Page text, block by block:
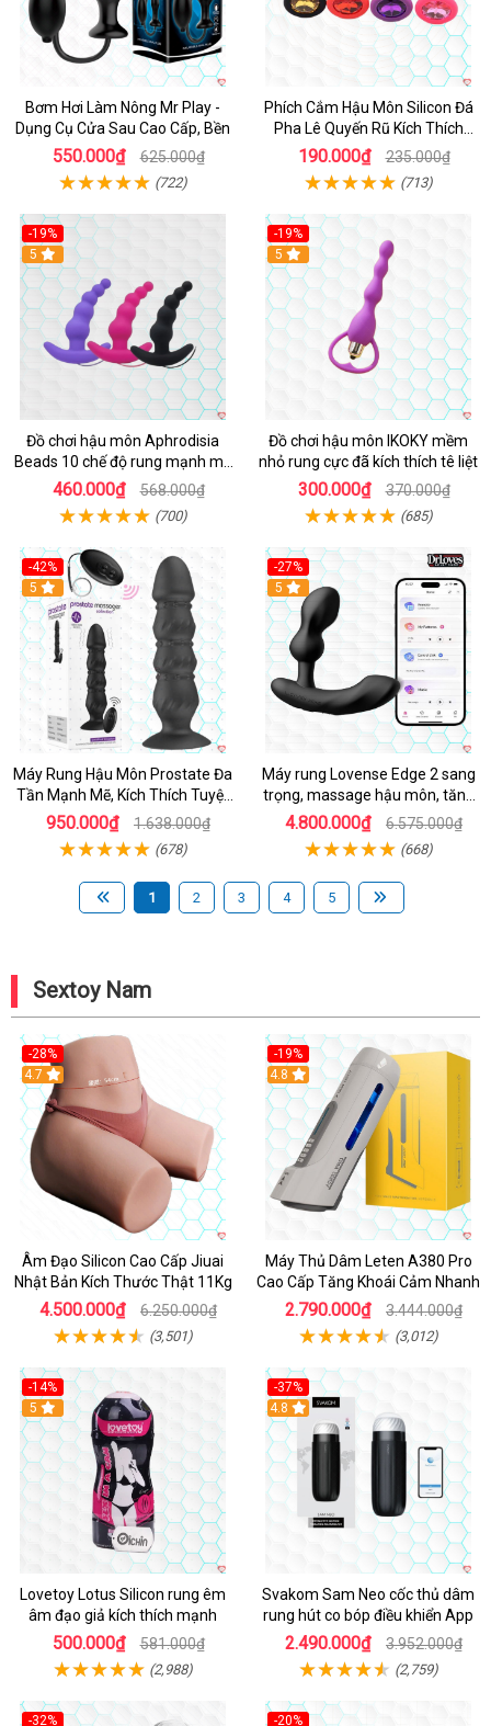
Bơm Hơi Làm Nông Mr Play -
Dụng Cụ Cửa Sau Cao Cấp, Bền
550.000₫ 625.000₫
(722)
Phích Cắm Hậu Môn Silicon Đá
Pha Lê Quyến Rũ Kích Thích
Mạnh
190.000₫ 235.000₫
(713)
-19%
Hot
5
Đồ chơi hậu môn Aphrodisia
Beads 10 chế độ rung mạnh mẽ
kích thích
460.000₫ 568.000₫
(700)
-19%
Hot
5
Đồ chơi hậu môn IKOKY mềm
nhỏ rung cực đã kích thích tê liệt
300.000₫ 370.000₫
(685)
-42%
Hot
5
Máy Rung Hậu Môn Prostate Đa
Tần Mạnh Mẽ, Kích Thích Tuyệt
Đỉnh
950.000₫ 1.638.000₫
(678)
-27%
Hot
5
Máy rung Lovense Edge 2 sang
trọng, massage hậu môn, tăng
khoái cảm
4.800.000₫ 6.575.000₫
(668)
1 2 3 4 5
Sextoy Nam
-28%
4.7
Âm Đạo Silicon Cao Cấp Jiuai
Nhật Bản Kích Thước Thật 11Kg
4.500.000₫ 6.250.000₫
(3,501)
-19%
Hot
4.8
Máy Thủ Dâm Leten A380 Pro
Cao Cấp Tăng Khoái Cảm Nhanh
2.790.000₫ 3.444.000₫
(3,012)
-14%
Hot
5
Lovetoy Lotus Silicon rung êm
âm đạo giả kích thích mạnh
500.000₫ 581.000₫
(2,988)
-37%
4.8
Svakom Sam Neo cốc thủ dâm
rung hút co bóp điều khiển App
2.490.000₫ 3.952.000₫
(2,759)
-32% -20%